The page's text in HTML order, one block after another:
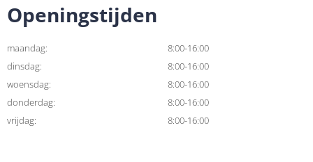
Openingstijden
maandag:
8:00-16:00
dinsdag:
8:00-16:00
woensdag:
8:00-16:00
donderdag:
8:00-16:00
vrijdag:
8:00-16:00